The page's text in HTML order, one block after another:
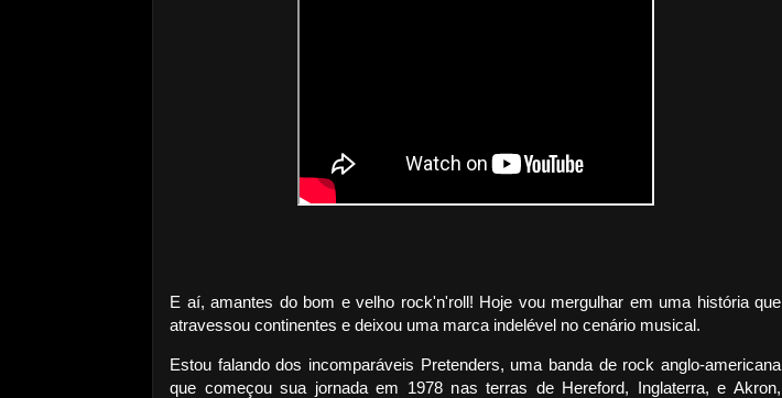
E aí, amantes do bom e velho rock'n'roll! Hoje vou mergulhar em uma história que
atravessou continentes e deixou uma marca indelével no cenário musical.
Estou falando dos incomparáveis Pretenders, uma banda de rock anglo-americana
que começou sua jornada em 1978 nas terras de Hereford, Inglaterra, e Akron,